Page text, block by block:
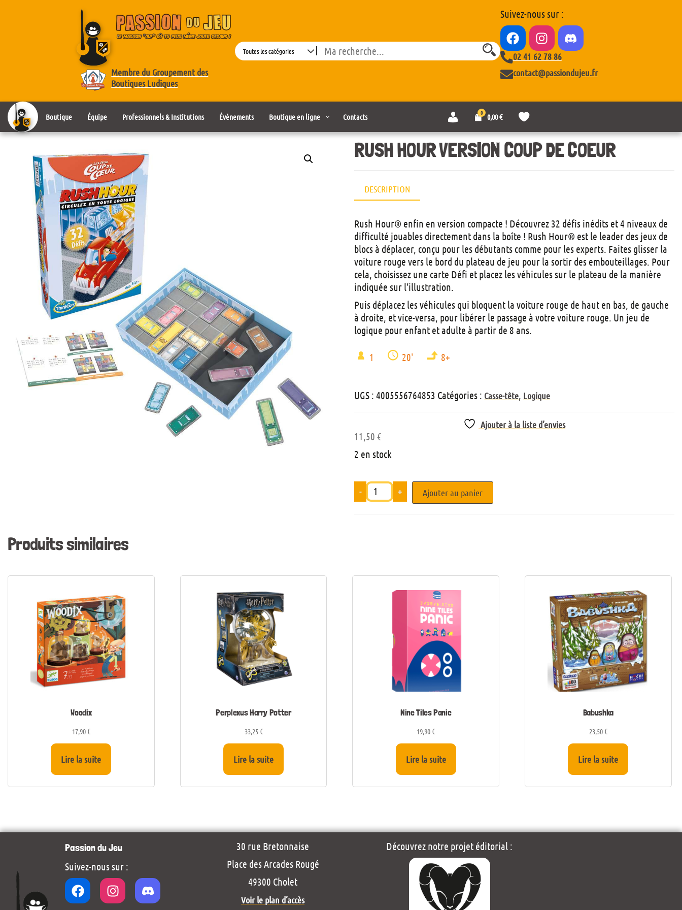
Membre du Groupement des
Boutiques Ludiques
Search
Suivez-nous sur :
02 41 62 78 86
contact@passiondujeu.fr
Boutique Équipe Professionnels & Institutions Évènements Boutique en ligne Contacts
n
c
o
m
0 0,00€
s
t
e
d
i
t
s
RUSH HOUR VERSION COUP DE COEUR
DESCRIPTION
Rush Hour® enfin en version compacte ! Découvrez 32 défis inédits et 4 niveaux de
difficulté jouables directement dans la boîte ! Rush Hour® est le leader des jeux de
blocs à déplacer, conçu pour les débutants comme pour les experts. Faites glisser la
voiture rouge vers le bord du plateau de jeu pour la sortir des embouteillages. Pour
cela, choisissez une carte Défi et placez les véhicules sur le plateau de la manière
indiquée sur l’illustration.
Puis déplacez les véhicules qui bloquent la voiture rouge de haut en bas, de gauche
à droite, et vice-versa, pour libérer le passage à votre voiture rouge. Un jeu de
logique pour enfant et adulte à partir de 8 ans.
1 20' 8+
UGS :4005556764853 Catégories : Casse-tête Logique
Ajouter à la liste d’envies
11,50€
2 en stock
- + Ajouter au panier
Produits similaires
Woodix
17,90€
Lire la suite
Perplexus Harry Potter
33,25€
Lire la suite
Nine Tiles Panic
19,90€
Lire la suite
Babushka
23,50€
Lire la suite
Passion du Jeu
Suivez-nous sur :
30 rue Bretonnaise
Place des Arcades Rougé
49300 Cholet
Voir le plan d’accès
Découvrez notre projet éditorial :